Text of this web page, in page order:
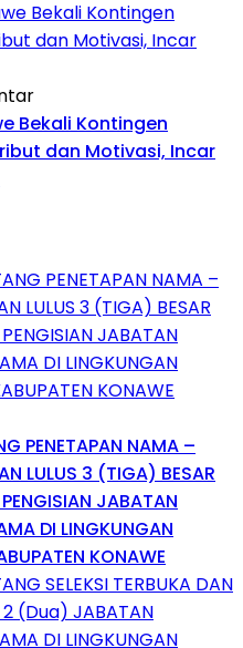
Bekali Kontingen
dan Motivasi, Incar
PENETAPAN NAMA –
LULUS 3 (TIGA) BESAR
PENGISIAN JABATAN
DI LINGKUNGAN
KONAWE